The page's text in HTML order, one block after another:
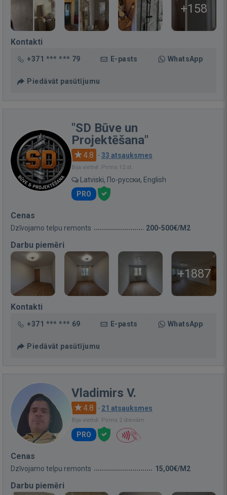
+158
Kontakti
+371 *** *** 79 E-pasts WhatsApp
Piedāvāt pasūtījumu
"SD Būve un
Projektēšana"
4.8 · 33 atsauksmes
Bija vietnē: Pirms 12 st.
Latviski, По-русски, English
PRO
Cenas
Dzīvojamo telpu remonts 200-500€/M2
Darbu piemēri
+1887
Kontakti
+371 *** *** 69 E-pasts WhatsApp
Piedāvāt pasūtījumu
Vladimirs V.
4.8 · 21 atsauksmes
Bija vietnē: Pirms 2 dienām
PRO
Cenas
Dzīvojamo telpu remonts 15,00€/M2
Darbu piemēri